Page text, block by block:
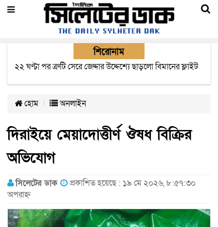
শিরোনাম
বাংলাদেশে এসে মার্কিন দূতের ভারতের হাই কমিশনারের সাথে
হোম অনলাইন
দিরাইয়ে মেয়াদোত্তীর্ণ ঔষধ বিক্রির
অভিযোগ
সিলেটের ডাক
প্রকাশিত হয়েছে : ১৯ মে ২০২৬, ৮:৫৭:৩০
অপরাহ্ন